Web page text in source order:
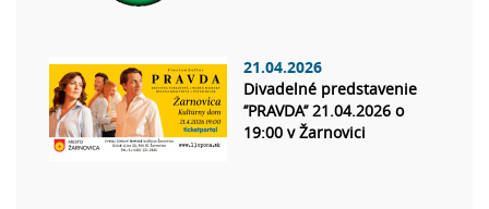
21.04.2026
Divadelné predstavenie
’’PRAVDA’’ 21.04.2026 o
19:00 v Žarnovici